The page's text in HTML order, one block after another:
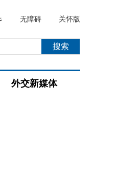
无障碍 关怀版
外交新媒体